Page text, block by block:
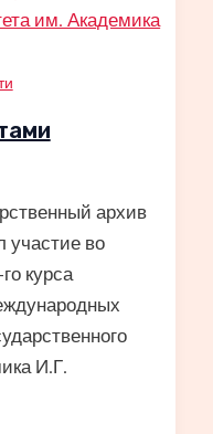
архив
участие во
курса
И.Г.